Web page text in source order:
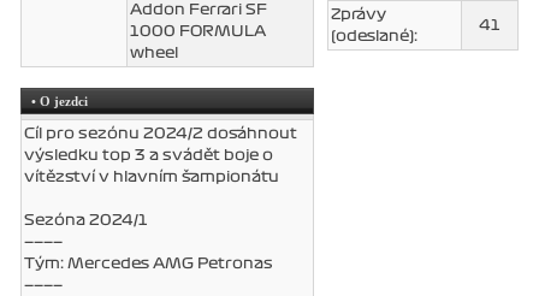
Addon Ferrari SF
1000 FORMULA
wheel
• O jezdci
Cíl pro sezónu 2024/2 dosáhnout
výsledku top 3 a svádět boje o
vítězství v hlavním šampionátu
Sezóna 2024/1
————
Tým: Mercedes AMG Petronas
————
Zprávy
(odeslané):
41